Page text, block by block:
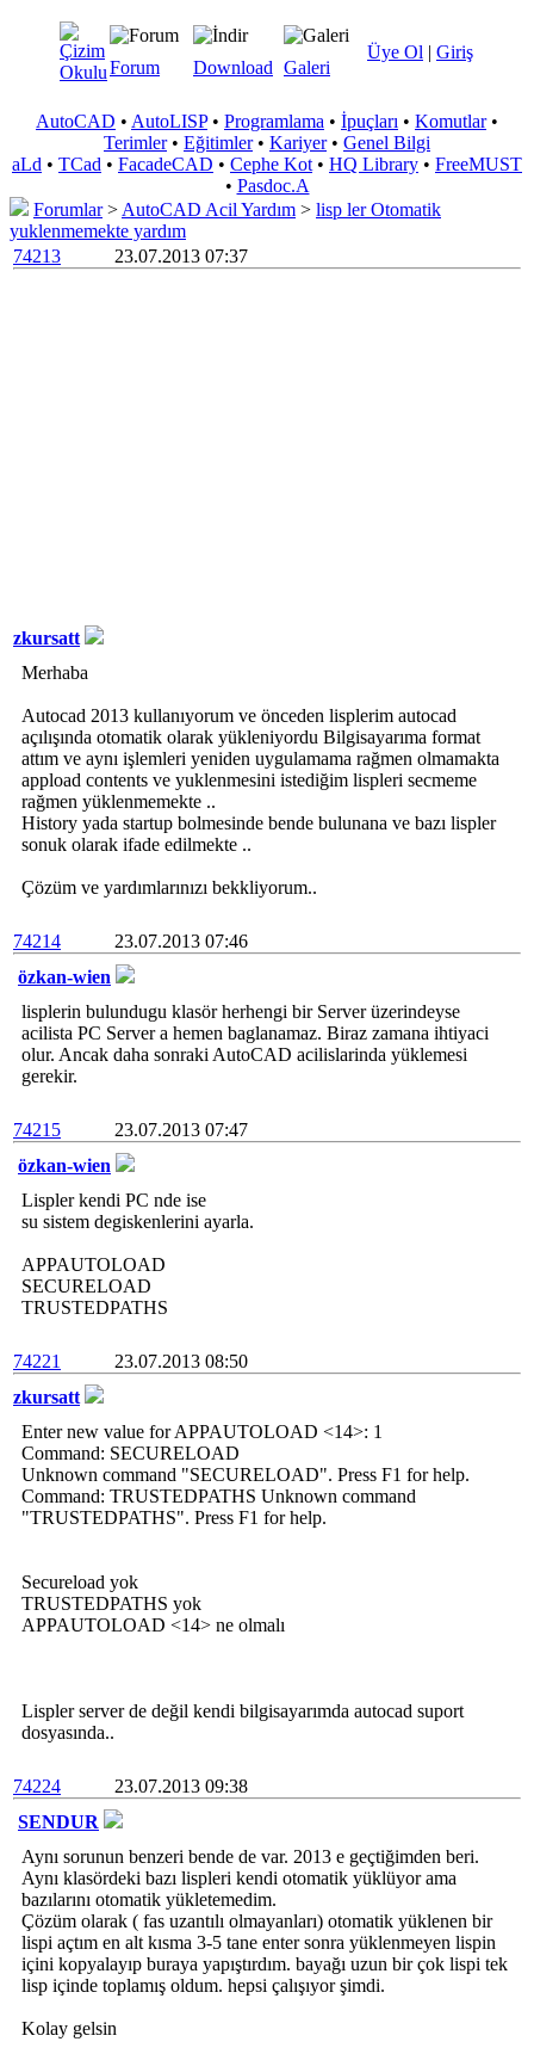
Üye Ol | Giriş
Forum Download Galeri
AutoCAD • AutoLISP• Programlama • İpuçları • Komutlar•
Terimler• Eğitimler• Kariyer• Genel Bilgi
aLd • TCad • FacadeCAD • Cephe Kot • HQ Library • FreeMUST
• Pasdoc.A
Forumlar> AutoCAD Acil Yardım > lisp ler Otomatik
yuklenmemekte yardım
74213
23.07.2013 07:37
zkursatt
Merhaba
Autocad 2013 kullanıyorum ve önceden lisplerim autocad
açılışında otomatik olarak yükleniyordu Bilgisayarıma format
attım ve aynı işlemleri yeniden uygulamama rağmen olmamakta
appload contents ve yuklenmesini istediğim lispleri secmeme
rağmen yüklenmemekte ..
History yada startup bolmesinde bende bulunana ve bazı lispler
sonuk olarak ifade edilmekte ..
Çözüm ve yardımlarınızı bekkliyorum..
74214
23.07.2013 07:46
özkan-wien
lisplerin bulundugu klasör herhengi bir Server üzerindeyse
acilista PC Server a hemen baglanamaz. Biraz zamana ihtiyaci
olur. Ancak daha sonraki AutoCAD acilislarinda yüklemesi
gerekir.
74215
23.07.2013 07:47
özkan-wien
Lispler kendi PC nde ise
su sistem degiskenlerini ayarla.
APPAUTOLOAD
SECURELOAD
TRUSTEDPATHS
74221
23.07.2013 08:50
zkursatt
Enter new value for APPAUTOLOAD <14>: 1
Command: SECURELOAD
Unknown command "SECURELOAD". Press F1 for help.
Command: TRUSTEDPATHS Unknown command
"TRUSTEDPATHS". Press F1 for help.
Secureload yok
TRUSTEDPATHS yok
APPAUTOLOAD <14> ne olmalı
Lispler server de değil kendi bilgisayarımda autocad suport
dosyasında..
74224
23.07.2013 09:38
SENDUR
Aynı sorunun benzeri bende de var. 2013 e geçtiğimden beri.
Aynı klasördeki bazı lispleri kendi otomatik yüklüyor ama
bazılarını otomatik yükletemedim.
Çözüm olarak ( fas uzantılı olmayanları) otomatik yüklenen bir
lispi açtım en alt kısma 3-5 tane enter sonra yüklenmeyen lispin
içini kopyalayıp buraya yapıştırdım. bayağı uzun bir çok lispi tek
lisp içinde toplamış oldum. hepsi çalışıyor şimdi.
Kolay gelsin